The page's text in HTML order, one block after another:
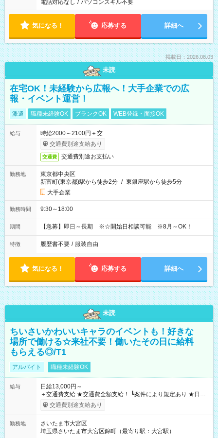
電話対応なし / パソコンスキル不要
気になる！ 応募する 詳細へ
掲載日：2026.08.03
未読
在宅OK！未経験から広報へ！大手企業での広
報・イベント運営！
派遣 職種未経験OK ブランクOK WEB登録・面接OK
給与
時給2000～2100円＋交
交通費別途支給あり
交通費 交通費別途お支払い
勤務地
東京都中央区
新富町(東京都)駅から徒歩2分 / 東銀座駅から徒歩5分
大手企業
勤務時間 9:30～18:00
期間 【急募】即日～長期 ※☆開始日相談可能 ※8月～OK！
特徴 履歴書不要 / 服装自由
気になる！ 応募する 詳細へ
未読
ちいさいかわいいキャラのイベントも！好きな
場所で働ける☆来社不要！働いたその日に給料
もらえる◎/T1
アルバイト 職種未経験OK
給与
日給13,000円～
＋交通費支給 ★交通費全額支給！ ┗案件により規定あり ★日払
いOK！（規定あり） ┗働いたその日に現金GET♪ お仕事後はコ
ンビニATMから 日払い分を引き落とせます！ 【試用期間】試
交通費別途支給あり
勤務地
さいたま市大宮区
埼玉県さいたま市大宮区錦町（最寄り駅：大宮駅）